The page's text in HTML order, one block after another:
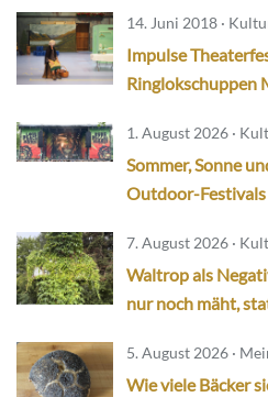
14. Juni 2018 ·
Impulse
Ringlokschuppen
1. August 2026 ·
Sommer, Sonne
Outdoor-
7. August 2026 ·
Waltrop als
nur noch mäht,
5. August 2026 ·
Wie viele Bäcker